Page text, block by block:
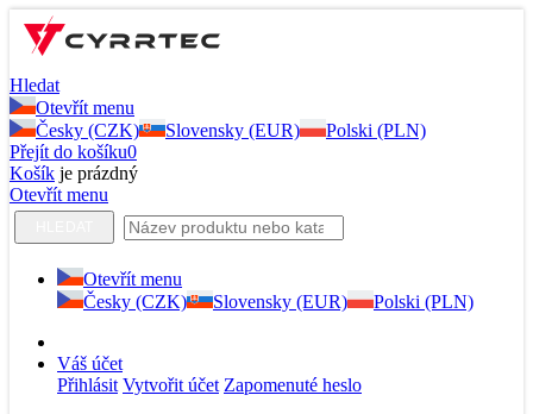
Hledat
Otevřít menu
Česky (CZK)
Slovensky (EUR)
Polski (PLN)
Přejít do košíku0
Košík je prázdný
Otevřít menu
Otevřít menu
Česky (CZK)
Slovensky (EUR) Polski (PLN)
Váš účet
Přihlásit Vytvořit účet Zapomenuté heslo